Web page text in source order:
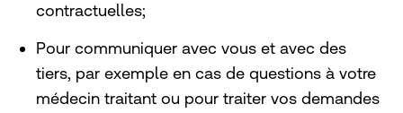
contractuelles;
Pour communiquer avec vous et avec des
tiers, par exemple en cas de questions à votre
médecin traitant ou pour traiter vos demandes